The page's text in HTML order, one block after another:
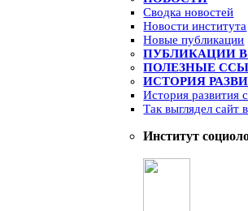
Сводка новостей
Новости института
Новые публикации
ПУБЛИКАЦИИ
ПОЛЕЗНЫЕ
ИСТОРИЯ
История развития
Так выглядел сайт
Институт